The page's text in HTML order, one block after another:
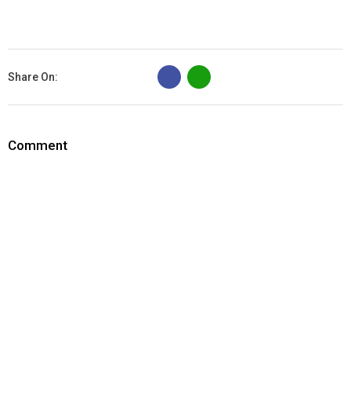
Share On:
B
Comment